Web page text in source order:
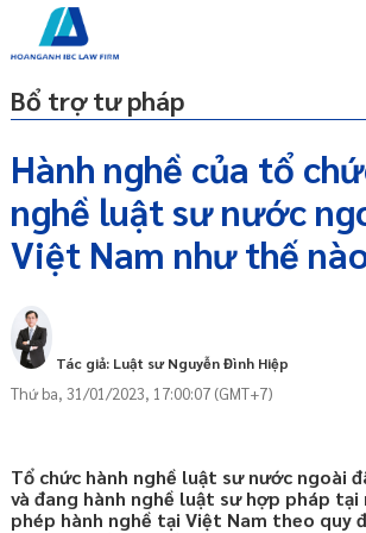
Bổ trợ tư pháp
Hành nghề của tổ
nghề luật sư nước
Việt Nam như thế
Tác giả: Luật sư Nguyễn Đình Hiệp
Thứ ba, 31/01/2023, 17:00:07 (GMT+7)
Tổ chức hành nghề luật sư nước ngoài
và đang hành nghề luật sư hợp pháp
phép hành nghề tại Việt Nam theo quy
Điều kiện hành nghề
nghề luật sư nước ngoài
Phạm vi hành nghề
nước ngoài
Quyền, nghĩa vụ của
luật nước ngoài
phí qua zalo
sư trực tuyến online
ty/doanh nghiệp
gói
phí qua zalo
sư trực tuyến online
ty/doanh nghiệp
gói